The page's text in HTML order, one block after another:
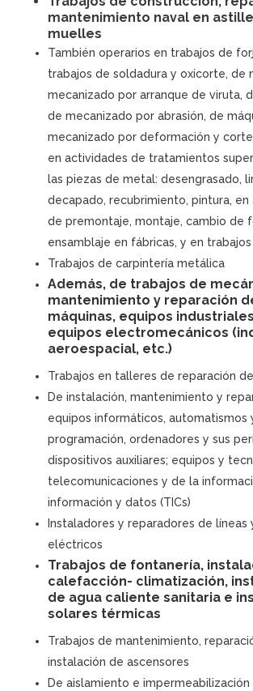
mantenimiento naval en
muelles
También operarios en trabajos de
trabajos de soldadura y oxicorte, de
mecanizado por arranque de viruta,
de mecanizado por abrasión, de
mecanizado por deformación y
en actividades de tratamientos
las piezas de metal: desengrasado,
decapado, recubrimiento, pintura, en
de premontaje, montaje, cambio de
ensamblaje en fábricas, y en
Trabajos de carpintería metálica
Además, de trabajos de
mantenimiento y reparación
máquinas, equipos
equipos electromecánicos
aeroespacial, etc.)
Trabajos en talleres de reparación
De instalación, mantenimiento y
equipos informáticos, automatismos
programación, ordenadores y sus
dispositivos auxiliares; equipos y
telecomunicaciones y de la
información y datos (TICs)
Instaladores y reparadores de líneas
eléctricos
Trabajos de fontanería,
calefacción- climatización,
de agua caliente sanitaria e
solares térmicas
Trabajos de mantenimiento,
instalación de ascensores
De aislamiento e impermeabilización